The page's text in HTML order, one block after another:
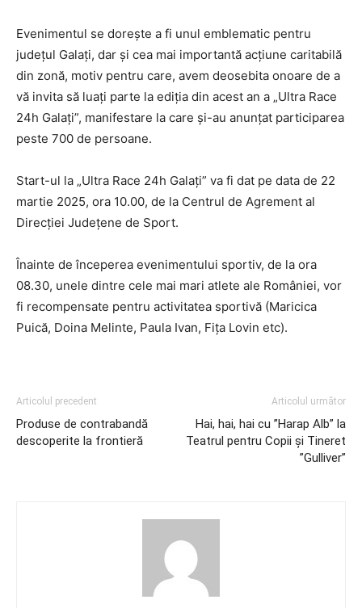
Evenimentul se dorește a fi unul emblematic pentru
județul Galați, dar și cea mai importantă acțiune caritabilă
din zonă, motiv pentru care, avem deosebita onoare de a
vă invita să luați parte la ediția din acest an a „Ultra Race
24h Galați”, manifestare la care și-au anunțat participarea
peste 700 de persoane.
Start-ul la „Ultra Race 24h Galați” va fi dat pe data de 22
martie 2025, ora 10.00, de la Centrul de Agrement al
Direcției Județene de Sport.
Înainte de începerea evenimentului sportiv, de la ora
08.30, unele dintre cele mai mari atlete ale României, vor
fi recompensate pentru activitatea sportivă (Maricica
Puică, Doina Melinte, Paula Ivan, Fița Lovin etc).
Articolul precedent
Produse de contrabandă
descoperite la frontieră
Articolul următor
Hai, hai, hai cu ”Harap Alb” la
Teatrul pentru Copii și Tineret
”Gulliver”